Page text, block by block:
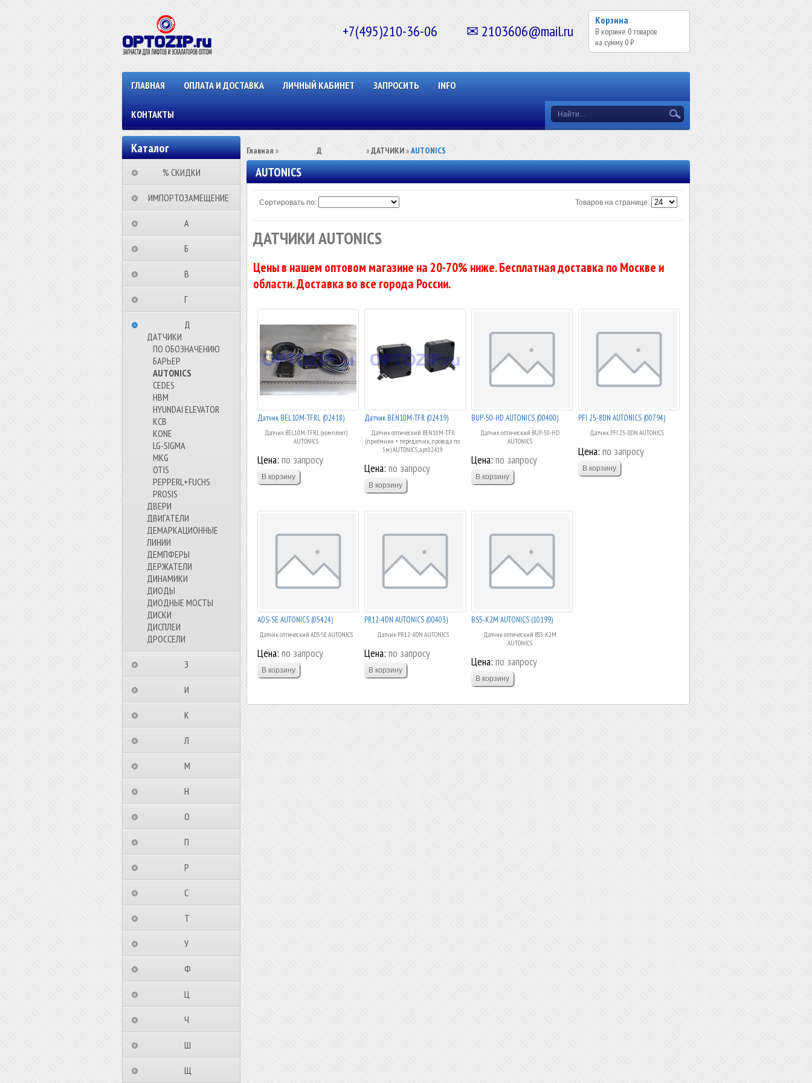
Корзина
В корзине 0товаров
на сумму 0 ₽
+7(495)210-36-06 ✉ 2103606@mail.ru
ГЛАВНАЯ ОПЛАТА И ДОСТАВКА ЛИЧНЫЙ КАБИНЕТ ЗАПРОСИТЬ INFO
КОНТАКТЫ
Каталог
⠀⠀⠀% СКИДКИ⠀⠀⠀⠀
⠀ИМПОРТОЗАМЕЩЕНИЕ
⠀⠀⠀⠀⠀⠀А⠀⠀⠀⠀⠀⠀⠀
⠀⠀⠀⠀⠀⠀Б⠀⠀⠀⠀⠀⠀⠀
⠀⠀⠀⠀⠀⠀В⠀⠀⠀⠀⠀⠀⠀
⠀⠀⠀⠀⠀⠀Г⠀⠀⠀⠀⠀⠀⠀
⠀⠀⠀⠀⠀⠀Д⠀⠀⠀⠀⠀⠀⠀
ДАТЧИКИ
ПО ОБОЗНАЧЕНИЮ
БАРЬЕР
AUTONICS
CEDES
HBM
HYUNDAI ELEVATOR
KCB
KONE
LG-SIGMA
MKG
OTIS
PEPPERL+FUCHS
PROSIS
ДВЕРИ
ДВИГАТЕЛИ
ДЕМАРКАЦИОННЫЕ
ЛИНИИ
ДЕМПФЕРЫ
ДЕРЖАТЕЛИ
ДИНАМИКИ
ДИОДЫ
ДИОДНЫЕ МОСТЫ
ДИСКИ
ДИСПЛЕИ
ДРОССЕЛИ
⠀⠀⠀⠀⠀⠀З⠀⠀⠀⠀⠀⠀⠀
⠀⠀⠀⠀⠀⠀И⠀⠀⠀⠀⠀⠀⠀
⠀⠀⠀⠀⠀⠀К⠀⠀⠀⠀⠀⠀⠀
⠀⠀⠀⠀⠀⠀Л⠀⠀⠀⠀⠀⠀⠀
⠀⠀⠀⠀⠀⠀М⠀⠀⠀⠀⠀⠀⠀
⠀⠀⠀⠀⠀⠀Н⠀⠀⠀⠀⠀⠀⠀
⠀⠀⠀⠀⠀⠀О⠀⠀⠀⠀⠀⠀⠀
⠀⠀⠀⠀⠀⠀П⠀⠀⠀⠀⠀⠀⠀
⠀⠀⠀⠀⠀⠀Р⠀⠀⠀⠀⠀⠀⠀
⠀⠀⠀⠀⠀⠀С⠀⠀⠀⠀⠀⠀⠀
⠀⠀⠀⠀⠀⠀Т⠀⠀⠀⠀⠀⠀⠀
⠀⠀⠀⠀⠀⠀У⠀⠀⠀⠀⠀⠀⠀
⠀⠀⠀⠀⠀⠀Ф⠀⠀⠀⠀⠀⠀⠀
⠀⠀⠀⠀⠀⠀Ц⠀⠀⠀⠀⠀⠀⠀
⠀⠀⠀⠀⠀⠀Ч⠀⠀⠀⠀⠀⠀⠀
⠀⠀⠀⠀⠀⠀Ш⠀⠀⠀⠀⠀⠀⠀
⠀⠀⠀⠀⠀⠀Щ⠀⠀⠀⠀⠀⠀⠀
Главная » ⠀⠀⠀⠀⠀⠀Д⠀⠀⠀⠀⠀⠀⠀ »ДАТЧИКИ»AUTONICS
AUTONICS
Сортировать по: Товаров на странице:
ДАТЧИКИ AUTONICS
Цены в нашем оптовом магазине на 20-70% ниже. Бесплатная доставка по Москве и
области. Доставка во все города России.
Датчик BEL10M-TFRL (02418)
Датчик BEL10M-TFRL (комплект)
AUTONICS
Цена: по запросу
Датчик BEN10M-TFR (02419)
Датчик оптический BEN10M-TFR
(приёмник + передатчик, провода по
5м) AUTONICS, арт.02419
Цена: по запросу
BUP-50-HD AUTONICS (00400)
Датчик оптический BUP-50-HD
AUTONICS
Цена: по запросу
PFI 25-8DN AUTONICS (00794)
Датчик PFI 25-8DN AUTONICS
Цена: по запросу
ADS-SE AUTONICS (05424)
Датчик оптический ADS-SE AUTONICS
Цена: по запросу
PR12-4DN AUTONICS (00403)
Датчик PR12-4DN AUTONICS
Цена: по запросу
BS5-K2M AUTONICS (10199)
Датчик оптический BS5-K2M
AUTONICS
Цена: по запросу